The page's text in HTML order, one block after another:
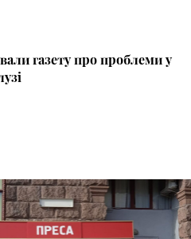
газету про проблеми у